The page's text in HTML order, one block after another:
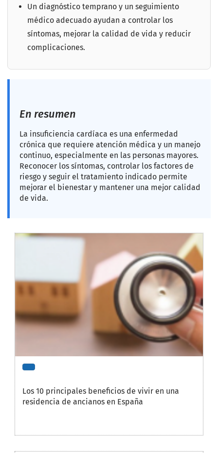
Un diagnóstico temprano y un seguimiento
médico adecuado ayudan a controlar los
síntomas, mejorar la calidad de vida y reducir
complicaciones.
En resumen
La insuficiencia cardíaca es una enfermedad
crónica que requiere atención médica y un manejo
continuo, especialmente en las personas mayores.
Reconocer los síntomas, controlar los factores de
riesgo y seguir el tratamiento indicado permite
mejorar el bienestar y mantener una mejor calidad
de vida.
Los 10 principales beneficios de vivir en una
residencia de ancianos en España